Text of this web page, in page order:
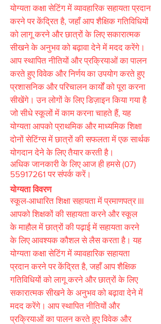
योग्यता कक्षा सेटिंग में व्यावहारिक सहायता प्रदान
करने पर केंद्रित है, जहाँ आप शैक्षिक गतिविधियों
को लागू करने और छात्रों के लिए सकारात्मक
सीखने के अनुभव को बढ़ावा देने में मदद करेंगे।
आप स्थापित नीतियों और प्रक्रियाओं का पालन
करते हुए विवेक और निर्णय का उपयोग करते हुए
प्रशासनिक और परिचालन कार्यों को पूरा करना
सीखेंगे। उन लोगों के लिए डिज़ाइन किया गया है
जो सीधे स्कूलों में काम करना चाहते हैं, यह
योग्यता आपको प्राथमिक और माध्यमिक शिक्षा
दोनों सेटिंग्स में छात्रों की सफलता में एक सार्थक
योगदान देने के लिए तैयार करती है।
अधिक जानकारी के लिए आज ही हमसे (07)
55917261 पर संपर्क करें।
योग्यता विवरण
स्कूल-आधारित शिक्षा सहायता में प्रमाणपत्र III
आपको शिक्षकों की सहायता करने और स्कूल
के माहौल में छात्रों की पढ़ाई में सहायता करने
के लिए आवश्यक कौशल से लैस करता है। यह
योग्यता कक्षा सेटिंग में व्यावहारिक सहायता
प्रदान करने पर केंद्रित है, जहाँ आप शैक्षिक
गतिविधियों को लागू करने और छात्रों के लिए
सकारात्मक सीखने के अनुभव को बढ़ावा देने में
मदद करेंगे। आप स्थापित नीतियों और
प्रक्रियाओं का पालन करते हुए विवेक और